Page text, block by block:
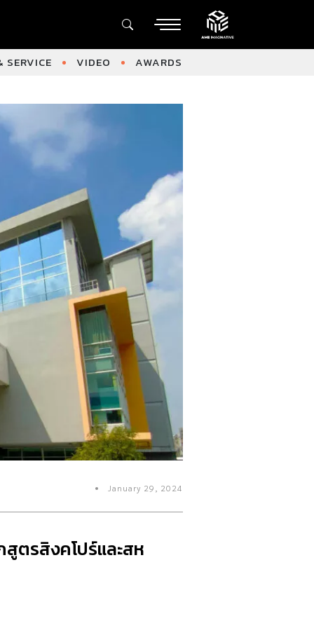
SERVICE VIDEO AWARDS
January 29, 2024
ตรสิงคโปร์และสห